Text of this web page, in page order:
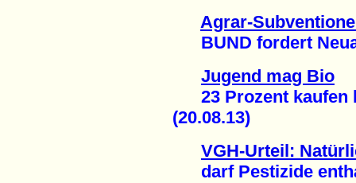
Agrar-
BUND fordert
Jugend mag Bio
23 Prozent kaufen
(20.08.13)
VGH-Urteil:
darf Pestizide